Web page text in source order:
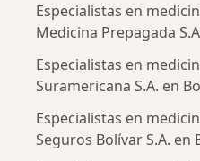
Especialistas en
Medicina Prepagada
Especialistas en
Suramericana S.A. en
Especialistas en
Seguros Bolívar S.A. en